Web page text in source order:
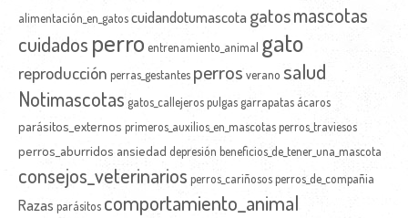
alimentación_en_gatoscuidandotumascota gatosmascotas
cuidados perro entrenamiento_animal gato
reproducción perras_gestantes perros verano salud
Notimascotas gatos_callejeros pulgas garrapatas ácaros
parásitos_externos primeros_auxilios_en_mascotasperros_traviesos
perros_aburridos ansiedad depresión beneficios_de_tener_una_mascota
consejos_veterinarios perros_cariñososperros_de_compañia
Razas parásitos comportamiento_animal